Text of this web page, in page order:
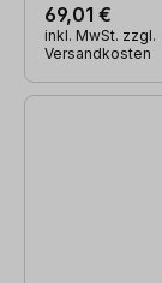
69,01 €
inkl. MwSt. zzgl.
Versandkosten